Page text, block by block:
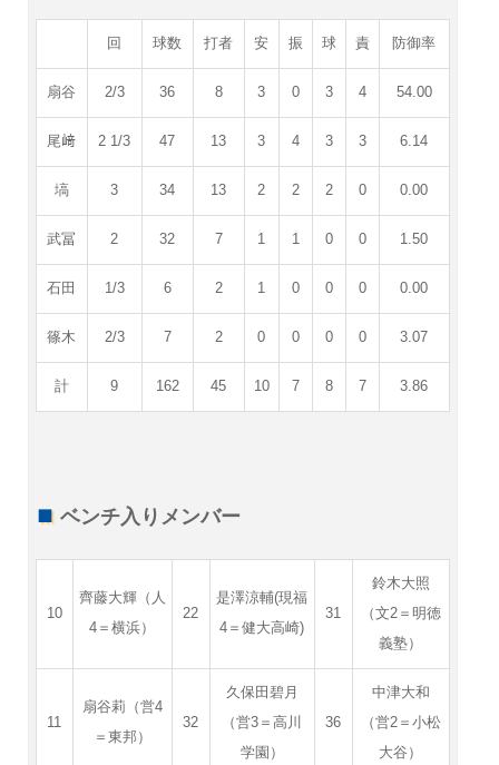
回 球数 打者 安 振 球 責 防御率
扇谷 2/3 36 8 3 0 3 4 54.00
尾﨑 2 1/3 47 13 3 4 3 3 6.14
塙 3 34 13 2 2 2 0 0.00
武冨 2 32 7 1 1 0 0 1.50
石田 1/3 6 2 1 0 0 0 0.00
篠木 2/3 7 2 0 0 0 0 3.07
計 9 162 45 10 7 8 7 3.86
ベンチ入りメンバー
10
齊藤大輝（人
4＝横浜）
22
是澤涼輔(現福
4＝健大高崎)
31
鈴木大照
（文2＝明徳
義塾）
11
扇谷莉（営4
＝東邦）
32
久保田碧月
（営3＝高川
学園）
36
中津大和
（営2＝小松
大谷）